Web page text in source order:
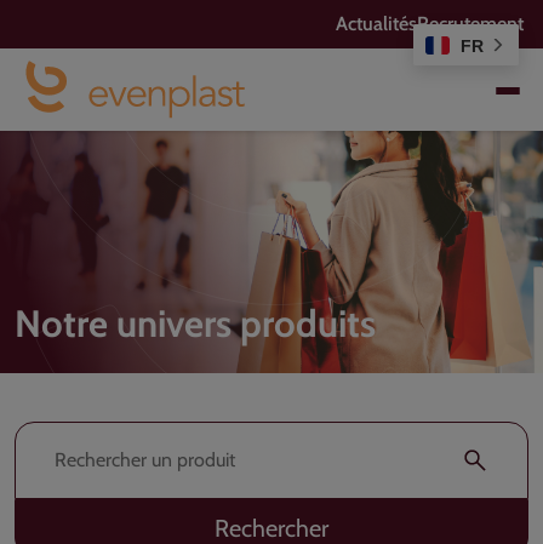
FR
ActualitésRecrutement
Notre univers produits
Rechercher